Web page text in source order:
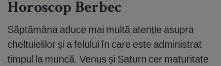
Horoscop Berbec
Săptămâna aduce mai multă atenție asupra
cheltuielilor și a felului în care este administrat
timpul la muncă. Venus și Saturn cer maturitate